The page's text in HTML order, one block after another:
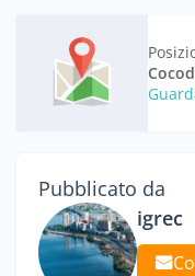
Pubblicato da
igrec